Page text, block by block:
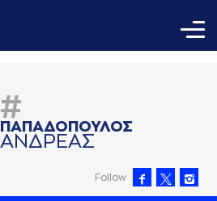
#
ΠAΠAΔΟΠΟΥΛΟΣ
AΝΔΡΕAΣ
Follow